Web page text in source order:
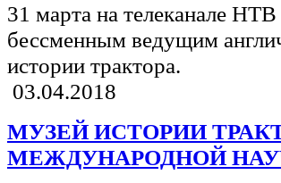
31 марта на телеканале
бессменным ведущим
истории трактора.
03.04.2018
МУЗЕЙ ИСТОРИИ
МЕЖДУНАРОДНОЙ